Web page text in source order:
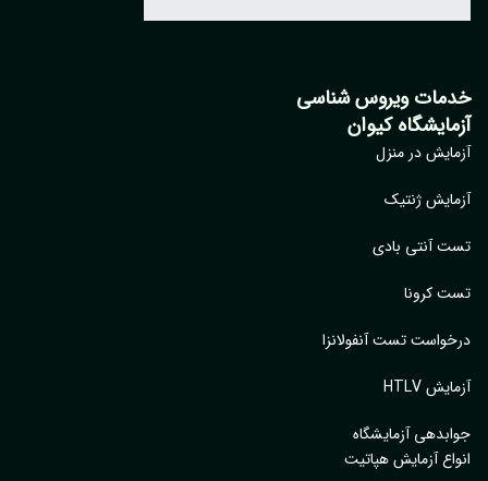
خدمات ویروس شناسی
آزمایشگاه کیوان
آزمایش در منزل
آزمایش ژنتیک
تست آنتی بادی
تست کرونا
درخواست تست آنفولانزا
آزمایش HTLV
جوابدهی آزمایشگاه
انواع آزمایش هپاتیت